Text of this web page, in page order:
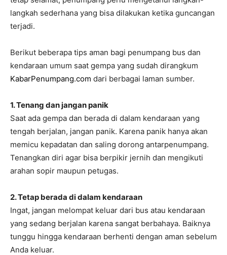
langkah sederhana yang bisa dilakukan ketika guncangan
terjadi.
Berikut beberapa tips aman bagi penumpang bus dan
kendaraan umum saat gempa yang sudah dirangkum
KabarPenumpang.com dari berbagai laman sumber.
1. Tenang dan jangan panik
Saat ada gempa dan berada di dalam kendaraan yang
tengah berjalan, jangan panik. Karena panik hanya akan
memicu kepadatan dan saling dorong antarpenumpang.
Tenangkan diri agar bisa berpikir jernih dan mengikuti
arahan sopir maupun petugas.
2. Tetap berada di dalam kendaraan
Ingat, jangan melompat keluar dari bus atau kendaraan
yang sedang berjalan karena sangat berbahaya. Baiknya
tunggu hingga kendaraan berhenti dengan aman sebelum
Anda keluar.